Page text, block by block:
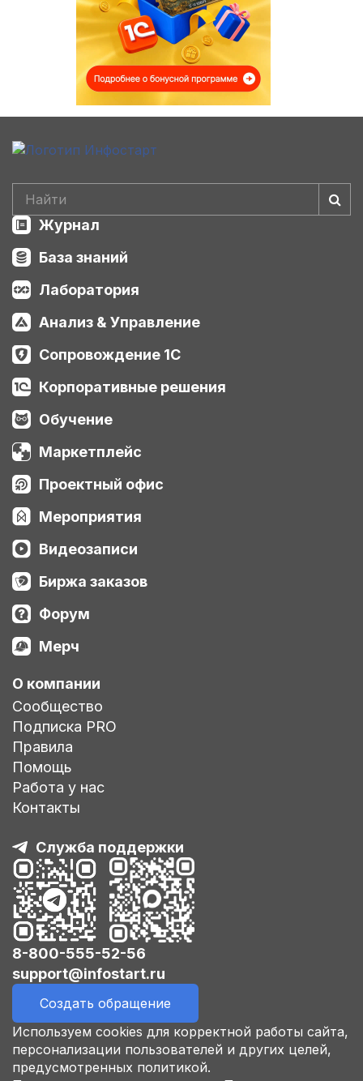
Журнал
База знаний
Лаборатория
Анализ & Управление
Сопровождение 1С
Корпоративные решения
Обучение
Маркетплейс
Проектный офис
Мероприятия
Видеозаписи
Биржа заказов
Форум
Мерч
О компании
Сообщество
Подписка PRO
Правила
Помощь
Работа у нас
Контакты
Служба поддержки
8-800-555-52-56
support@infostart.ru
Создать обращение
Используем cookies для корректной работы сайта,
персонализации пользователей и других целей,
предусмотренных политикой.